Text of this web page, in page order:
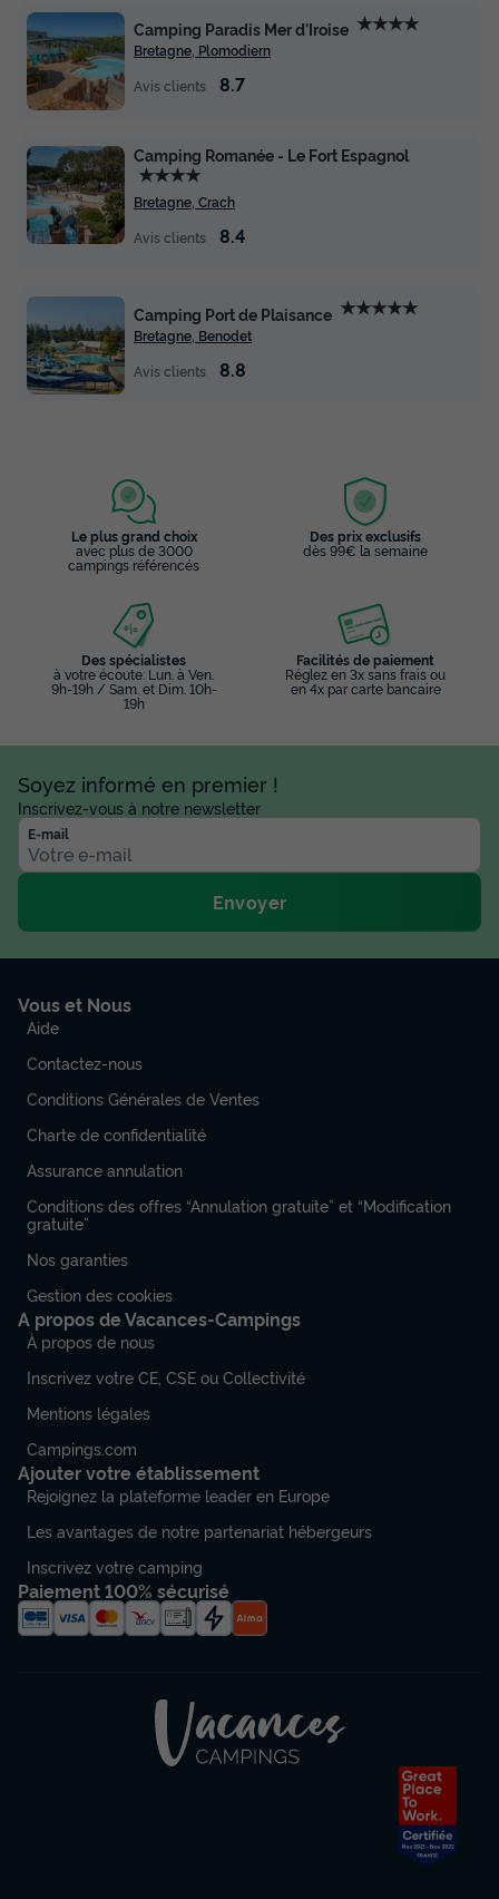
du23/09/2026au30/09/2026
Meilleur prix pour 7 nuits
Modifier les dates
Voir les disponibilités
Annulation gratuite
16m²
Adultes
2
Salle de bain
1
Chaise longue
BUNGALOW 2 personnes - Tiny House 1 chambre Vue Mer
Meilleur prix pour 7 nuits
1 272 €
Voir les disponibilités
Camping Paradis Mer d'Iroise ★★★★
Bretagne, Plomodiern
Avis clients
8.7
Camping Romanée - Le Fort Espagnol
★★★★
Bretagne, Crach
Avis clients
8.4
Camping Port de Plaisance ★★★★★
Bretagne, Benodet
Avis clients
8.8
Le plus grand choix
avec plus de 3000
campings référencés
Des prix exclusifs
dès 99€ la semaine
Des spécialistes
à votre écoute: Lun. à Ven.
9h-19h / Sam. et Dim. 10h-
19h
Facilités de paiement
Réglez en 3x sans frais ou
en 4x par carte bancaire
Soyez informé en premier !
Inscrivez-vous à notre newsletter
E-mail
Envoyer
Vous et Nous
Aide
Contactez-nous
Conditions Générales de Ventes
Charte de confidentialité
Assurance annulation
Conditions des offres “Annulation gratuite” et “Modification
gratuite”
Nos garanties
Gestion des cookies
A propos de Vacances-Campings
À propos de nous
Inscrivez votre CE, CSE ou Collectivité
Mentions légales
Campings.com
Ajouter votre établissement
Rejoignez la plateforme leader en Europe
Les avantages de notre partenariat hébergeurs
Inscrivez votre camping
Paiement 100% sécurisé